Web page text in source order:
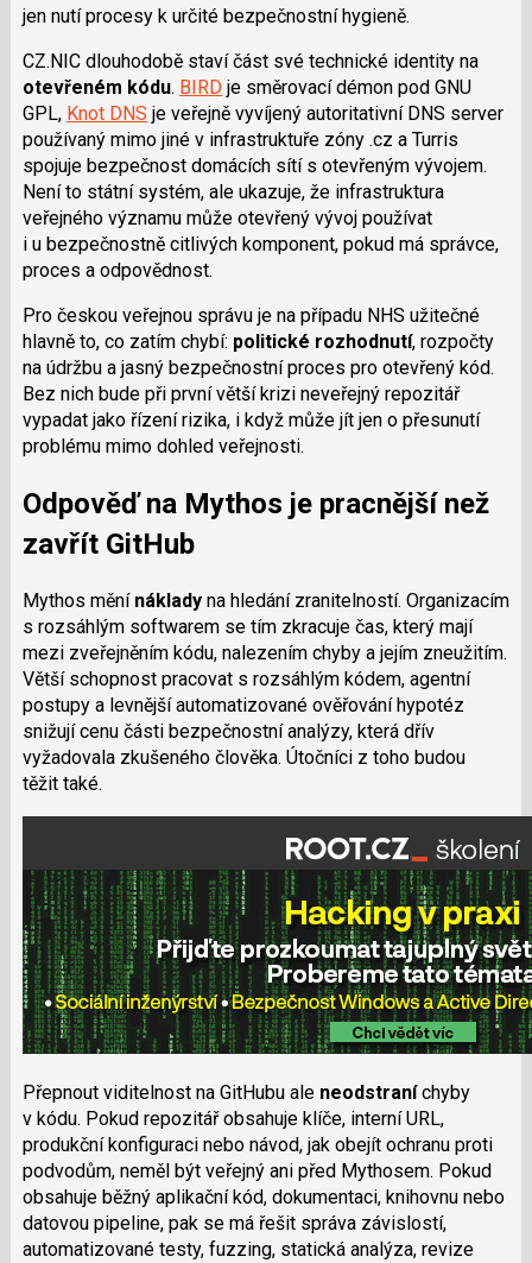
jen nutí procesy k určité bezpečnostní hygieně.
CZ.NIC dlouhodobě staví část své technické identity na
otevřeném kódu. BIRD je směrovací démon pod GNU
GPL, Knot DNS je veřejně vyvíjený autoritativní DNS server
používaný mimo jiné v infrastruktuře zóny .cz a Turris
spojuje bezpečnost domácích sítí s otevřeným vývojem.
Není to státní systém, ale ukazuje, že infrastruktura
veřejného významu může otevřený vývoj používat
i u bezpečnostně citlivých komponent, pokud má správce,
proces a odpovědnost.
Pro českou veřejnou správu je na případu NHS užitečné
hlavně to, co zatím chybí: politické rozhodnutí, rozpočty
na údržbu a jasný bezpečnostní proces pro otevřený kód.
Bez nich bude při první větší krizi neveřejný repozitář
vypadat jako řízení rizika, i když může jít jen o přesunutí
problému mimo dohled veřejnosti.
Odpověď na Mythos je pracnější než
zavřít GitHub
Mythos mění nákladyna hledání zranitelností. Organizacím
s rozsáhlým softwarem se tím zkracuje čas, který mají
mezi zveřejněním kódu, nalezením chyby a jejím zneužitím.
Větší schopnost pracovat s rozsáhlým kódem, agentní
postupy a levnější automatizované ověřování hypotéz
snižují cenu části bezpečnostní analýzy, která dřív
vyžadovala zkušeného člověka. Útočníci z toho budou
těžit také.
Přepnout viditelnost na GitHubu ale neodstraníchyby
v kódu. Pokud repozitář obsahuje klíče, interní URL,
produkční konfiguraci nebo návod, jak obejít ochranu proti
podvodům, neměl být veřejný ani před Mythosem. Pokud
obsahuje běžný aplikační kód, dokumentaci, knihovnu nebo
datovou pipeline, pak se má řešit správa závislostí,
automatizované testy, fuzzing, statická analýza, revize